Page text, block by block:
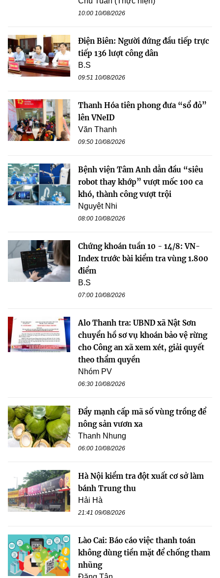
10:00 10/08/2026
Điện Biên: Người đứng đầu tiếp trực
tiếp 136 lượt công dân
B.S
09:51 10/08/2026
Thanh Hóa tiên phong đưa “sổ đỏ”
lên VNeID
Văn Thanh
09:50 10/08/2026
Bệnh viện Tâm Anh dẫn đầu “siêu
robot thay khớp” vượt mốc 100 ca
khó, thành công vượt trội
Nguyệt Nhi
08:00 10/08/2026
Chứng khoán tuần 10 - 14/8: VN-
Index trước bài kiểm tra vùng 1.800
điểm
B.S
07:00 10/08/2026
Alo Thanh tra: UBND xã Nật Sơn
chuyển hồ sơ vụ khoán bảo vệ rừng
cho Công an xã xem xét, giải quyết
theo thẩm quyền
Nhóm PV
06:30 10/08/2026
Đẩy mạnh cấp mã số vùng trồng để
nông sản vươn xa
Thanh Nhung
06:00 10/08/2026
Hà Nội kiểm tra đột xuất cơ sở làm
bánh Trung thu
Hải Hà
21:41 09/08/2026
Lào Cai: Báo cáo việc thanh toán
không dùng tiền mặt để chống tham
nhũng